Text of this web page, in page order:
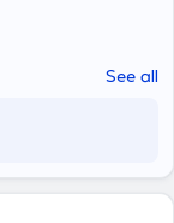
See all